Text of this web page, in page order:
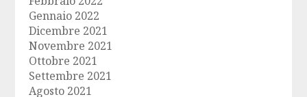
Gennaio 2022
Dicembre 2021
Novembre 2021
Ottobre 2021
Settembre 2021
Agosto 2021